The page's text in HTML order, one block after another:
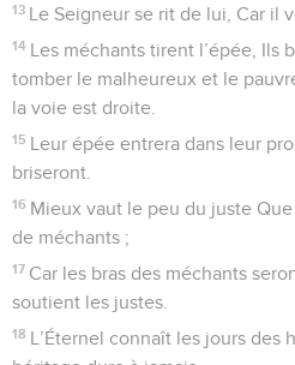
13 Le Seigneur se rit de lui, Car il
14 Les méchants tirent l’épée, Ils
tomber le malheureux et le
la voie est droite.
15 Leur épée entrera dans leur
briseront.
16 Mieux vaut le peu du juste
de méchants ;
17 Car les bras des méchants
soutient les justes.
18 L’Éternel connaît les jours des